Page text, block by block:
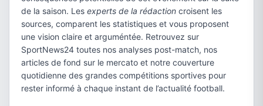
de la saison. Les experts de la rédaction croisent les
sources, comparent les statistiques et vous proposent
une vision claire et arguméntée. Retrouvez sur
SportNews24 toutes nos analyses post-match, nos
articles de fond sur le mercato et notre couverture
quotidienne des grandes compétitions sportives pour
rester informé à chaque instant de l’actualité football.